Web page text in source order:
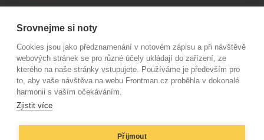
Srovnejme si noty
Cookies jsou jako předznamenání v notovém zápisu a při návštěvě
webových stránek se pro různé účely ukládají do zařízení, ze
kterého na naše stránky vstupujete. Používáme je především pro
to, aby vaše návštěva na webu Frontman.cz proběhla v dokonalé
harmonii s vaším očekáváním.
Zjistit více
Přijmout